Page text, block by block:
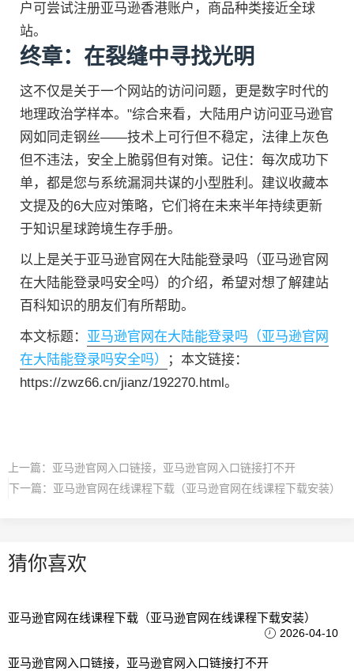
户可尝试注册亚马逊香港账户，商品种类接近全球
站。
终章：在裂缝中寻找光明
这不仅是关于一个网站的访问问题，更是数字时代的
地理政治学样本。"综合来看，大陆用户访问亚马逊官
网如同走钢丝——技术上可行但不稳定，法律上灰色
但不违法，安全上脆弱但有对策。记住：每次成功下
单，都是您与系统漏洞共谋的小型胜利。建议收藏本
文提及的6大应对策略，它们将在未来半年持续更新
于知识星球跨境生存手册。
以上是关于亚马逊官网在大陆能登录吗（亚马逊官网
在大陆能登录吗安全吗）的介绍，希望对想了解建站
百科知识的朋友们有所帮助。
本文标题： 亚马逊官网在大陆能登录吗（亚马逊官网
在大陆能登录吗安全吗）
；本文链接：
https://zwz66.cn/jianz/192270.html。
上一篇： 亚马逊官网入口链接，亚马逊官网入口链接打不开
下一篇： 亚马逊官网在线课程下载（亚马逊官网在线课程下载安装）
猜你喜欢
亚马逊官网在线课程下载（亚马逊官网在线课程下载安装）
2026-04-10
亚马逊官网入口链接，亚马逊官网入口链接打不开